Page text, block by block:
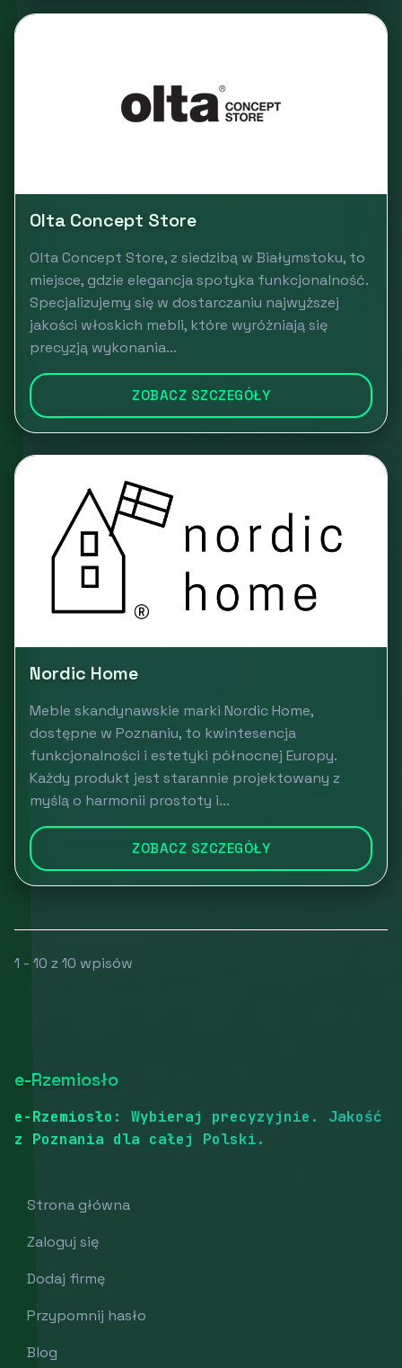
Olta Concept Store
Olta Concept Store, z siedzibą w Białymstoku, to
miejsce, gdzie elegancja spotyka funkcjonalność.
Specjalizujemy się w dostarczaniu najwyższej
jakości włoskich mebli, które wyróżniają się
precyzją wykonania...
ZOBACZ SZCZEGÓŁY
Nordic Home
Meble skandynawskie marki Nordic Home,
dostępne w Poznaniu, to kwintesencja
funkcjonalności i estetyki północnej Europy.
Każdy produkt jest starannie projektowany z
myślą o harmonii prostoty i...
ZOBACZ SZCZEGÓŁY
1 - 10 z 10 wpisów
e-Rzemiosło
e-Rzemiosło: Wybieraj precyzyjnie. Jakość
z Poznania dla całej Polski.
Strona główna
Zaloguj się
Dodaj firmę
Przypomnij hasło
Blog